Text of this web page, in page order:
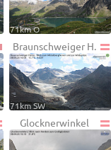
71km O
Braunschweiger H.
71km SW
Glocknerwinkel